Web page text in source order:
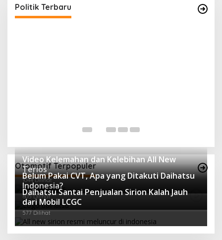
Politik Terbaru
Di Politik | Agustus 25, 2024
Otomotif Terpopuler
Video Kelemahan dan Kelebihan All New
Terios
1044 Dilihat
Belum Pakai CVT, Apa yang Ditakuti Daihatsu
Indonesia?
605 Dilihat
Daihatsu Santai Penjualan Sirion Kalah Jauh
dari Mobil LCGC
577 Dilihat